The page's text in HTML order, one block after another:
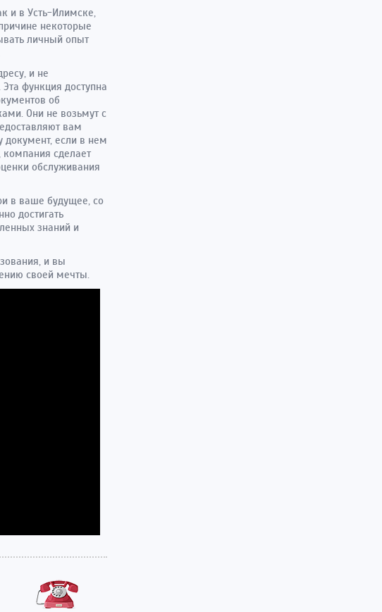
и в Усть-Илимске,
некоторые
личный опыт
и не
функция доступна
об
Они не возьмут с
вам
документ, если в нем
компания сделает
обслуживания
в ваше будущее, со
достигать
знаний и
и вы
своей мечты.